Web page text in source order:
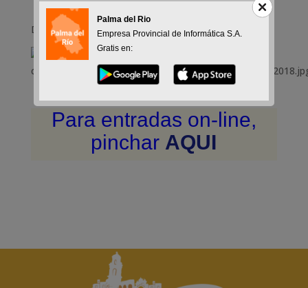
Días 23, 24 y 25 febrero 2018
Para entradas on-line,
pinchar AQUI
Palma del Rio
Empresa Provincial de Informática S.A.
Gratis en: